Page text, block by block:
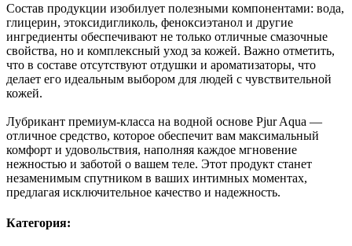
Состав продукции изобилует полезными компонентами: вода,
глицерин, этоксидигликоль, феноксиэтанол и другие
ингредиенты обеспечивают не только отличные смазочные
свойства, но и комплексный уход за кожей. Важно отметить,
что в составе отсутствуют отдушки и ароматизаторы, что
делает его идеальным выбором для людей с чувствительной
кожей.
Лубрикант премиум-класса на водной основе Pjur Aqua —
отличное средство, которое обеспечит вам максимальный
комфорт и удовольствия, наполняя каждое мгновение
нежностью и заботой о вашем теле. Этот продукт станет
незаменимым спутником в ваших интимных моментах,
предлагая исключительное качество и надежность.
Категория: